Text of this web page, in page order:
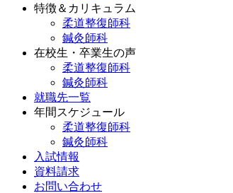
特徴＆カリキュラム
柔道整復師科
鍼灸師科
在校生・卒業生の声
柔道整復師科
鍼灸師科
就職先一覧
年間スケジュール
柔道整復師科
鍼灸師科
入試情報
資料請求
お問い合わせ